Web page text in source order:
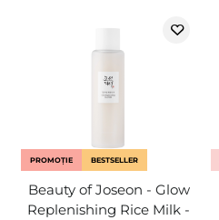
PROMOȚIE BESTSELLER
Beauty of Joseon - Glow
Replenishing Rice Milk -